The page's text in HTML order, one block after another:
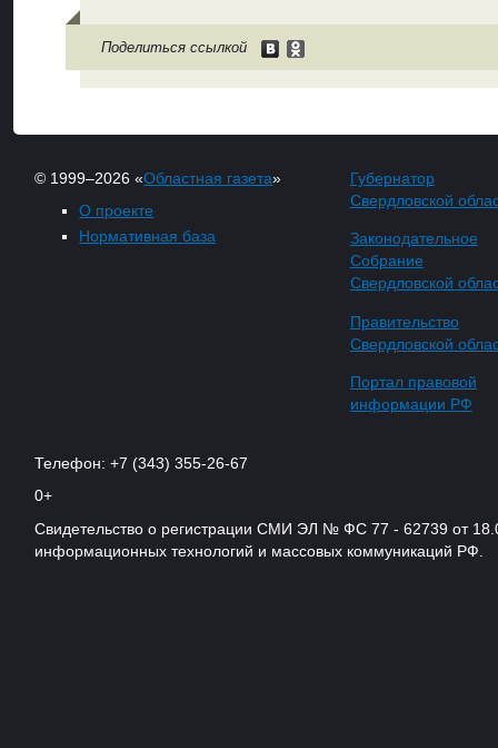
Поделиться ссылкой
© 1999–2026 «Областная газета»
О проекте
Нормативная база
Губернатор
Свердловской
Законодательное
Собрание
Свердловской
Правительство
Свердловской
Портал правовой
информации РФ
Телефон: +7 (343) 355-26-67
0+
Свидетельство о регистрации СМИ ЭЛ № ФС 77 - 62739 от
информационных технологий и массовых коммуникаций РФ.